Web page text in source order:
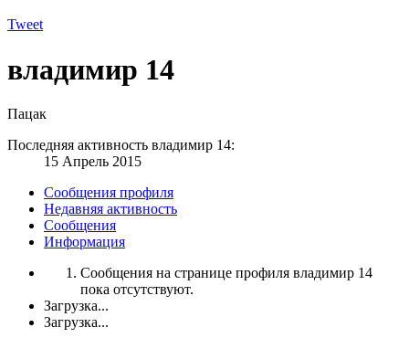
Tweet
владимир 14
Пацак
Последняя активность владимир 14:
15 Апрель 2015
Сообщения профиля
Недавняя активность
Сообщения
Информация
Сообщения на странице профиля владимир 14
пока отсутствуют.
Загрузка...
Загрузка...